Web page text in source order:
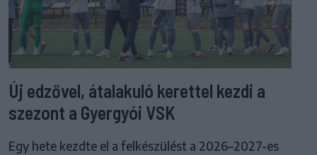
Új edzővel, átalakuló kerettel kezdi a
szezont a Gyergyói VSK
Egy hete kezdte el a felkészülést a 2026–2027-es